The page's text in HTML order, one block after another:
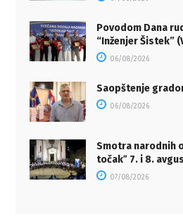
Povodom Dana
“Inženjer Šistek”
06/08/2026
Saopštenje
06/08/2026
Smotra narodnih
točakˮ 7. i 8.
07/08/2026